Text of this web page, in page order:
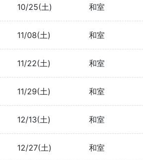
10/25(土) 和室
11/08(土) 和室
11/22(土) 和室
11/29(土) 和室
12/13(土) 和室
12/27(土) 和室